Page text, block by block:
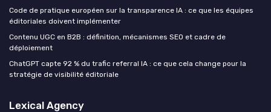
Code de pratique européen sur la transparence IA : ce que les équipes
éditoriales doivent implémenter
Contenu UGC en B2B : définition, mécanismes SEO et cadre de
déploiement
ChatGPT capte 92 % du trafic referral IA : ce que cela change pour la
stratégie de visibilité éditoriale
Lexical Agency